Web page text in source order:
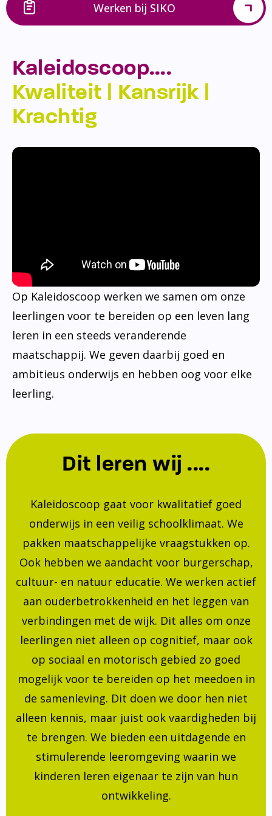
Werken bij SIKO
Kaleidoscoop….
Kwaliteit | Kansrijk |
Krachtig
Op Kaleidoscoop werken we samen om onze
leerlingen voor te bereiden op een leven lang
leren in een steeds veranderende
maatschappij. We geven daarbij goed en
ambitieus onderwijs en hebben oog voor elke
leerling.
Dit leren wij ....
Kaleidoscoop gaat voor kwalitatief goed
onderwijs in een veilig schoolklimaat. We
pakken maatschappelijke vraagstukken op.
Ook hebben we aandacht voor burgerschap,
cultuur- en natuur educatie. We werken actief
aan ouderbetrokkenheid en het leggen van
verbindingen met de wijk. Dit alles om onze
leerlingen niet alleen op cognitief, maar ook
op sociaal en motorisch gebied zo goed
mogelijk voor te bereiden op het meedoen in
de samenleving. Dit doen we door hen niet
alleen kennis, maar juist ook vaardigheden bij
te brengen. We bieden een uitdagende en
stimulerende leeromgeving waarin we
kinderen leren eigenaar te zijn van hun
ontwikkeling.